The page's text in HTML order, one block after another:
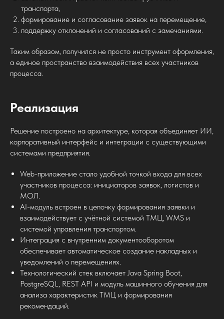
транспорта,
формирование и согласование заявок на перемещение,
поддержку отклонений и согласований с замечаниями.
Таким образом, получился не просто инструмент оформления,
а единое пространство взаимодействия всех участников
процесса.
Реализация
Решение построено на архитектуре, которая объединяет ИИ,
корпоративный интерфейс и интеграции с существующими
системами предприятия.
Web-приложение стало удобной точкой входа для всех
участников процесса: инициаторов заявок, логистов и
МОЛ.
AI-модуль встроен в цепочку формирования заявки и
взаимодействует с учётной системой ТМЦ, WMS и
системой управления транспортом.
Интеграция с внутренним документооборотом
обеспечивает автоматическое создание накладных и
уведомлений о перемещениях.
Технологический стек включает Java Spring Boot,
PostgreSQL, REST API и модуль машинного обучения для
анализа характеристик ТМЦ и формирования
рекомендаций.